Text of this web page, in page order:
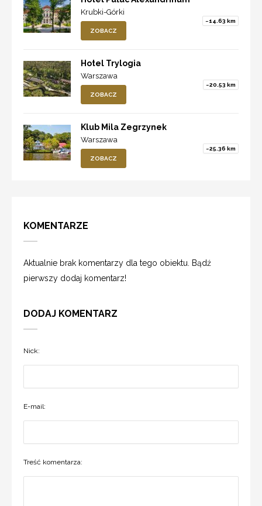
Krubki-Górki
~14.63 km
ZOBACZ
Hotel Trylogia
Warszawa
~20.53 km
ZOBACZ
Klub Mila Zegrzynek
Warszawa
~25.36 km
ZOBACZ
KOMENTARZE
Aktualnie brak komentarzy dla tego obiektu. Bądź
pierwszy dodaj komentarz!
DODAJ KOMENTARZ
Nick:
E-mail:
Treść komentarza: